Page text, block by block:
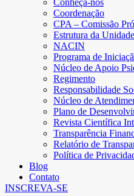
Conheça-nos
Coordenação
CPA – Comissão
Estrutura da Unidade
NACIN
Programa de
Núcleo de Apoio
Regimento
Responsabilidade
Núcleo de
Plano de
Revista Científica
Transparência
Relatório de
Política de
Blog
Contato
INSCREVA-SE